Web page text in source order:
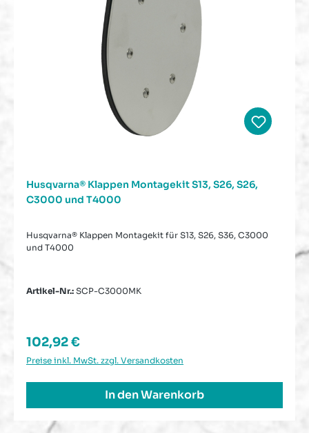
Husqvarna® Klappen Montagekit S13, S26, S26,
C3000 und T4000
Husqvarna® Klappen Montagekit für S13, S26, S36, C3000
und T4000
Artikel-Nr.: SCP-C3000MK
Regulärer Preis:
102,92 €
Preise inkl. MwSt. zzgl. Versandkosten
In den Warenkorb